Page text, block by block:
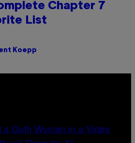
Chapter 7
List
Koepp